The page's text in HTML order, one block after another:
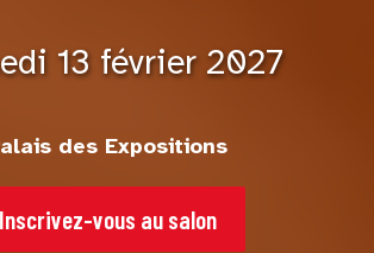
13 février 2027
des Expositions
Inscrivez-vous au salon